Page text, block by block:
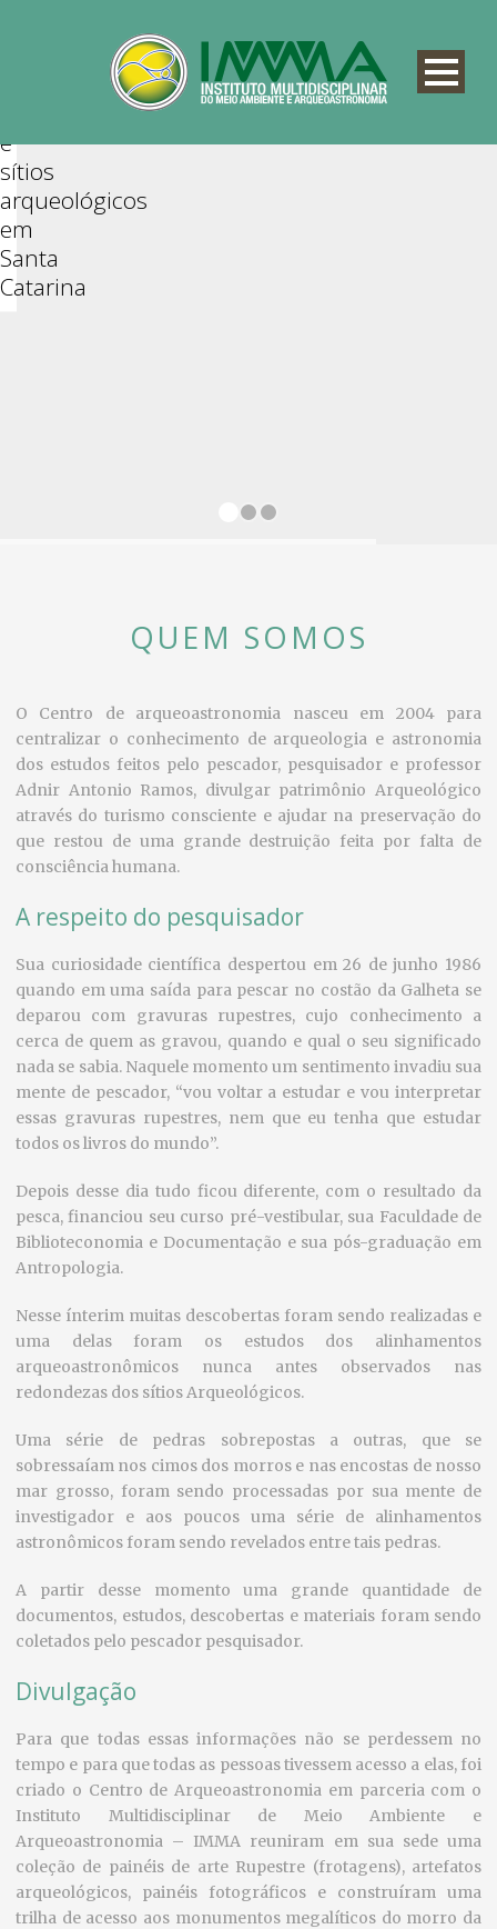
e
sítios
arqueológicos
em
Santa
Catarina
QUEM SOMOS
O Centro de arqueoastronomia nasceu em 2004 para
centralizar o conhecimento de arqueologia e astronomia
dos estudos feitos pelo pescador, pesquisador e professor
Adnir Antonio Ramos, divulgar patrimônio Arqueológico
através do turismo consciente e ajudar na preservação do
que restou de uma grande destruição feita por falta de
consciência humana.
A respeito do pesquisador
Sua curiosidade científica despertou em 26 de junho 1986
quando em uma saída para pescar no costão da Galheta se
deparou com gravuras rupestres, cujo conhecimento a
cerca de quem as gravou, quando e qual o seu significado
nada se sabia. Naquele momento um sentimento invadiu sua
mente de pescador, “vou voltar a estudar e vou interpretar
essas gravuras rupestres, nem que eu tenha que estudar
todos os livros do mundo”.
Depois desse dia tudo ficou diferente, com o resultado da
pesca, financiou seu curso pré-vestibular, sua Faculdade de
Biblioteconomia e Documentação e sua pós-graduação em
Antropologia.
Nesse ínterim muitas descobertas foram sendo realizadas e
uma delas foram os estudos dos alinhamentos
arqueoastronômicos nunca antes observados nas
redondezas dos sítios Arqueológicos.
Uma série de pedras sobrepostas a outras, que se
sobressaíam nos cimos dos morros e nas encostas de nosso
mar grosso, foram sendo processadas por sua mente de
investigador e aos poucos uma série de alinhamentos
astronômicos foram sendo revelados entre tais pedras.
A partir desse momento uma grande quantidade de
documentos, estudos, descobertas e materiais foram sendo
coletados pelo pescador pesquisador.
Divulgação
Para que todas essas informações não se perdessem no
tempo e para que todas as pessoas tivessem acesso a elas, foi
criado o Centro de Arqueoastronomia em parceria com o
Instituto Multidisciplinar de Meio Ambiente e
Arqueoastronomia – IMMA reuniram em sua sede uma
coleção de painéis de arte Rupestre (frotagens), artefatos
arqueológicos, painéis fotográficos e construíram uma
trilha de acesso aos monumentos megalíticos do morro da